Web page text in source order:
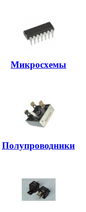
Микросхемы
Полупроводники